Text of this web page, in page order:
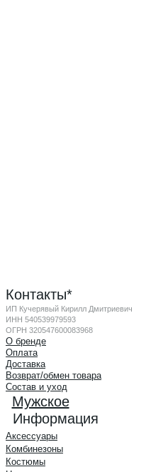
Контакты*
ИП Кучерявый Кирилл Дмитриевич
ИНН 540539979593
ОГРН 320547600083968
О бренде
Оплата
Доставка
Возврат/обмен товара
Состав и уход
Мужское
Информация
Аксессуары
Комбинезоны
Костюмы